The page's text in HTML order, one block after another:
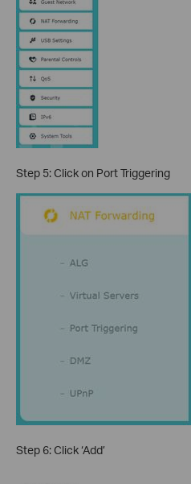
Step 5: Click on Port Triggering
Step 6: Click ‘Add’